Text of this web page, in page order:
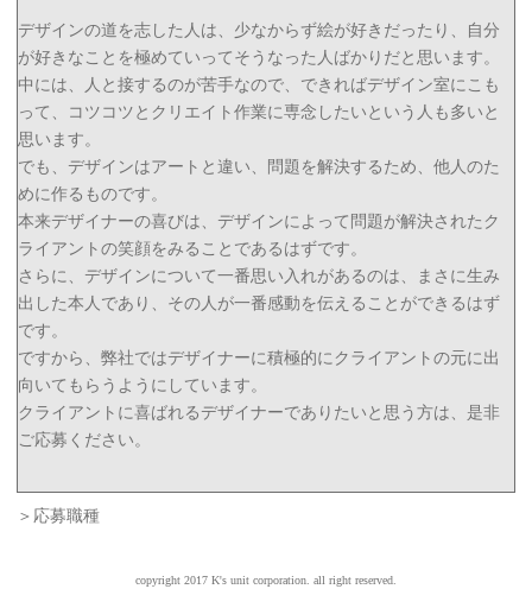
デザインの道を志した人は、少なからず絵が好きだったり、自分
が好きなことを極めていってそうなった人ばかりだと思います。
中には、人と接するのが苦手なので、できればデザイン室にこも
って、コツコツとクリエイト作業に専念したいという人も多いと
思います。
でも、デザインはアートと違い、問題を解決するため、他人のた
めに作るものです。
本来デザイナーの喜びは、デザインによって問題が解決されたク
ライアントの笑顔をみることであるはずです。
さらに、デザインについて一番思い入れがあるのは、まさに生み
出した本人であり、その人が一番感動を伝えることができるはず
です。
ですから、弊社ではデザイナーに積極的にクライアントの元に出
向いてもらうようにしています。
クライアントに喜ばれるデザイナーでありたいと思う方は、是非
ご応募ください。
＞応募職種
copyright 2017 K's unit corporation. all right reserved.